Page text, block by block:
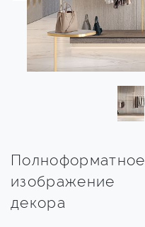
Полноформатное
изображение
декора